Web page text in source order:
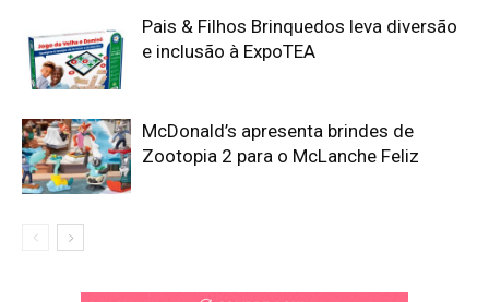
Pais & Filhos Brinquedos leva diversão
e inclusão à ExpoTEA
McDonald’s apresenta brindes de
Zootopia 2 para o McLanche Feliz